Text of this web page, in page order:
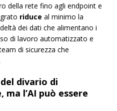
della rete fino agli endpoint e
riduce al minimo la
dei dati che alimentano i
di lavoro automatizzato e
di sicurezza che
divario di
l’AI può essere